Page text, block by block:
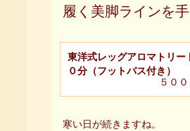
履く美脚ラインを
東洋式レッグアロマトリ
０分（フットバス付き）
５０
寒い日が続きますね。